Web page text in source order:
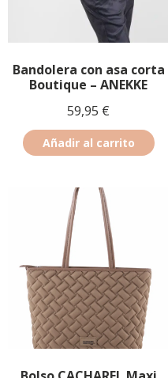
Bandolera con asa corta
Boutique – ANEKKE
59,95 €
Añadir al carrito